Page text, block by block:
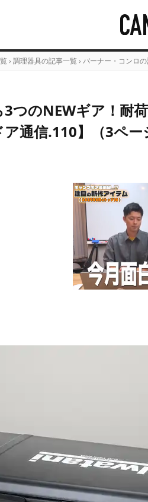
› 調理器具の記事一覧 › バーナー・コンロ
つのNEWギア！耐
通信.110】（3ペー